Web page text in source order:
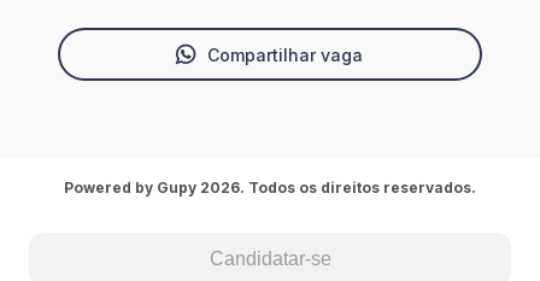
Compartilhar vaga
Candidatar-se
Powered by Gupy 2026. Todos os direitos reservados.